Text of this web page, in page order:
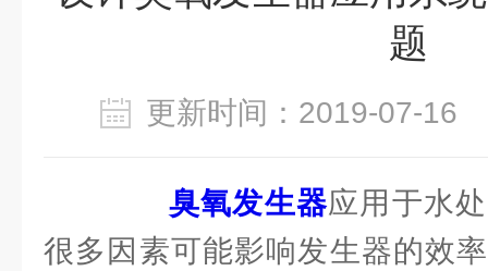
题
更新时间：2019-07-
臭氧发生器应用于水
很多因素可能影响发生器的效